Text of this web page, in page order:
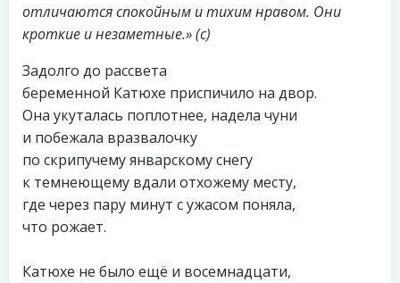
отличаются спокойным и тихим нравом. Они
кроткие и незаметные.» (с)
Задолго до рассвета
беременной Катюхе приспичило на двор.
Она укуталась поплотнее, надела чуни
и побежала вразвалочку
по скрипучему январскому снегу
к темнеющему вдали отхожему месту,
где через пару минут с ужасом поняла,
что рожает.
Катюхе не было ещё и восемнадцати,